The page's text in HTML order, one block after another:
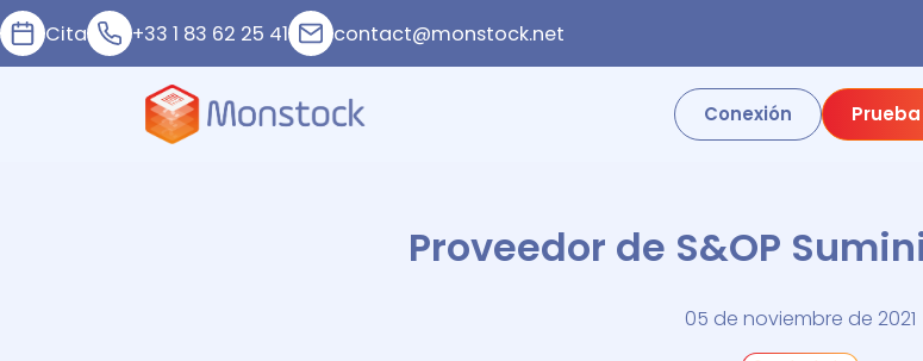
Cita +33 1 83 62 25 41 contact@monstock.net
Conexión
Proveedor de S&OP
05 de noviembre de 2021